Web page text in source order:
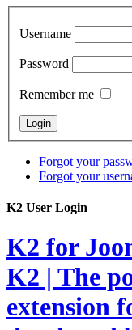
Username
Password
Remember me
Forgot your
Forgot your
K2 User Login
K2 for
K2 | The
extension